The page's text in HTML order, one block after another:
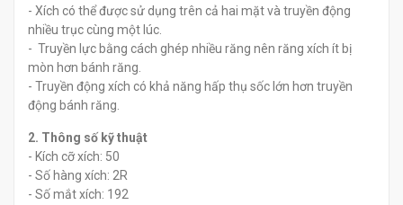
- Xích có thể được sử dụng trên cả hai mặt và truyền động
nhiều trục cùng một lúc.
- Truyền lực bằng cách ghép nhiều răng nên răng xích ít bị
mòn hơn bánh răng.
- Truyền động xích có khả năng hấp thụ sốc lớn hơn truyền
động bánh răng.
2. Thông số kỹ thuật
- Kích cỡ xích: 50
- Số hàng xích: 2R
- Số mắt xích: 192